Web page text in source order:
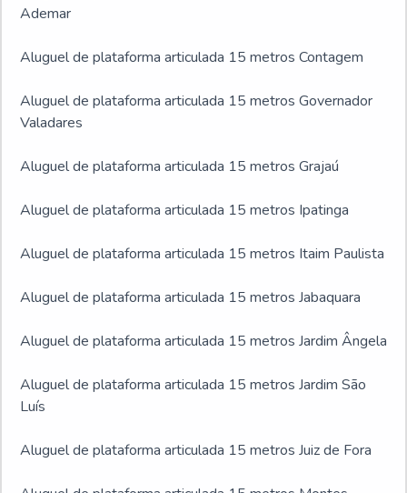
Ademar
Aluguel de plataforma articulada 15 metros Contagem
Aluguel de plataforma articulada 15 metros Governador
Valadares
Aluguel de plataforma articulada 15 metros Grajaú
Aluguel de plataforma articulada 15 metros Ipatinga
Aluguel de plataforma articulada 15 metros Itaim Paulista
Aluguel de plataforma articulada 15 metros Jabaquara
Aluguel de plataforma articulada 15 metros Jardim Ângela
Aluguel de plataforma articulada 15 metros Jardim São
Luís
Aluguel de plataforma articulada 15 metros Juiz de Fora